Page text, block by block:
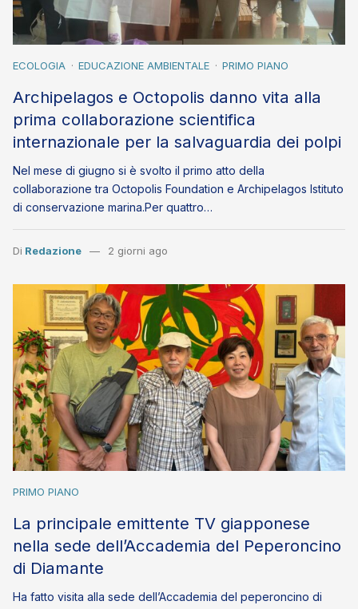
ECOLOGIA EDUCAZIONE AMBIENTALE PRIMO PIANO
Archipelagos e Octopolis danno vita alla
prima collaborazione scientifica
internazionale per la salvaguardia dei polpi
Nel mese di giugno si è svolto il primo atto della
collaborazione tra Octopolis Foundation e Archipelagos Istituto
di conservazione marina.Per quattro…
Di Redazione 2 giorni ago
PRIMO PIANO
La principale emittente TV giapponese
nella sede dell’Accademia del Peperoncino
di Diamante
Ha fatto visita alla sede dell’Accademia del peperoncino di